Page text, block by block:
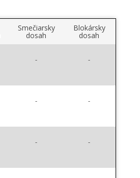
Smečiarsky
dosah
Blokársky
dosah
- -
- -
- -